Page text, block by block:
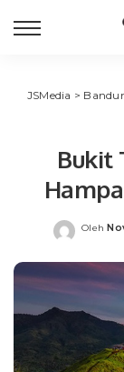
JSMedia >
Bukit
Posted
Oleh